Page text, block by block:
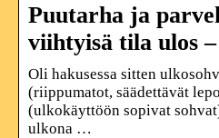
Puutarha ja
viihtyisä tila ulos
Oli hakusessa sitten
(riippumatot, säädettävät
(ulkokäyttöön sopivat
ulkona …